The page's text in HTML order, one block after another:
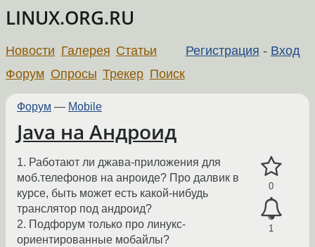
LINUX.ORG.RU
Регистрация - Вход
Новости Галерея Статьи
Форум Опросы Трекер Поиск
Форум — Mobile
Java на Андроид
0
1
1. Работают ли джава-приложения для
моб.телефонов на анроиде? Про далвик в
курсе, быть может есть какой-нибудь
транслятор под андроид?
2. Подфорум только про линукс-
ориентированные мобайлы?